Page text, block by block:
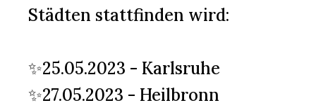
Städten stattfinden wird:
✨25.05.2023 - Karlsruhe
✨27.05.2023 - Heilbronn